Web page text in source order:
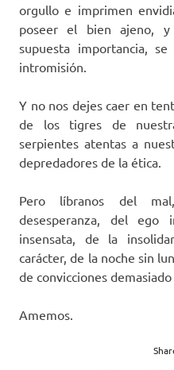
orgullo e imprimen
poseer el bien ajeno,
supuesta importancia,
intromisión.
Y no nos dejes caer en
de los tigres de
serpientes atentas a
depredadores de la ética.
Pero líbranos del
desesperanza, del
insensata, de la
carácter, de la noche sin
de convicciones demasiado
Amemos.